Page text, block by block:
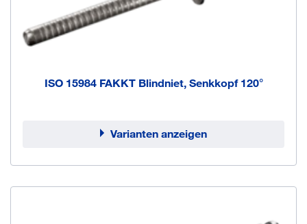
ISO 15984 FAKKT Blindniet, Senkkopf 120°
Varianten anzeigen